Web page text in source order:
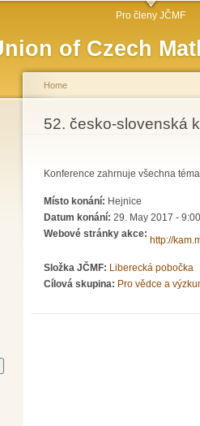
of Czech
Pro členy JČMF
You are here
Home
52. česko-slovenská
Konference zahrnuje všechna
Místo konání: Hejnice
Datum konání: 29. May 2017 - 9:00
Webové stránky akce:
http://
Složka JČMF: Liberecká pobočka
Cílová skupina: Pro vědce a